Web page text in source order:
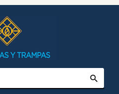
search